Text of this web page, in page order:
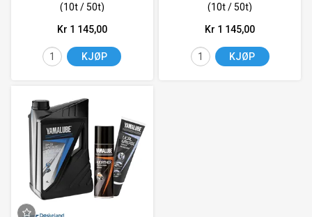
(10t / 50t)
Kr 1 145,00
KJØP
(10t / 50t)
Kr 1 145,00
KJØP